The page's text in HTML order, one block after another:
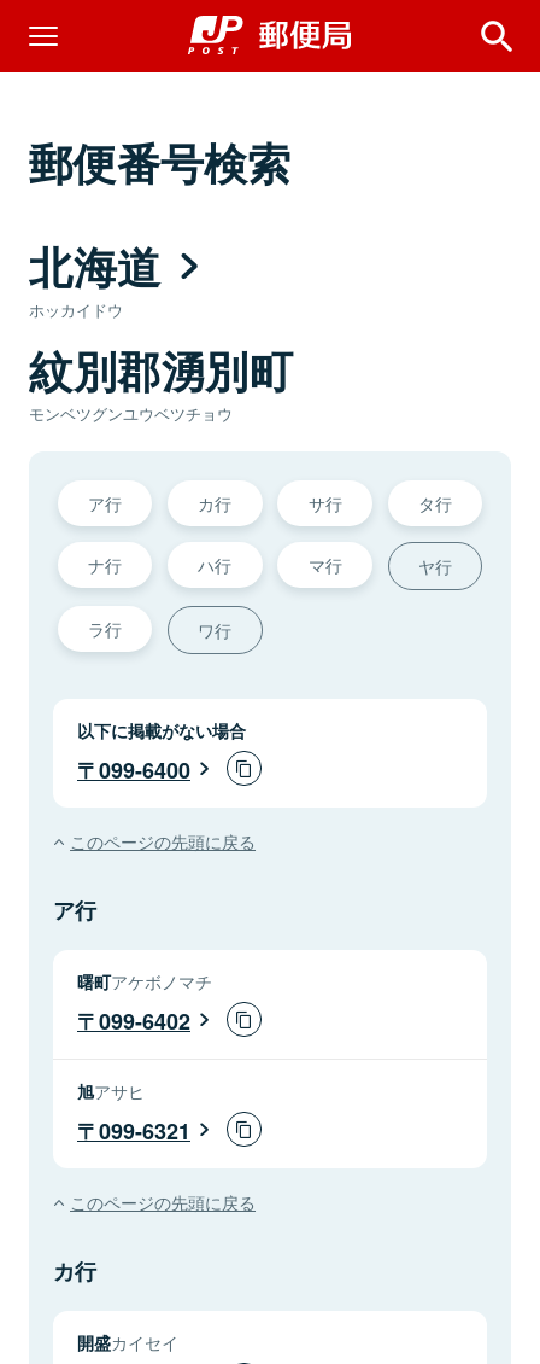
郵便番号検索
北海道
ホッカイドウ
紋別郡湧別町
モンベツグンユウベツチョウ
ア行 カ行 サ行 タ行
ナ行 ハ行 マ行 ヤ行
ラ行 ワ行
以下に掲載がない場合
099-6400
このページの先頭に戻る
ア行
曙町アケボノマチ
099-6402
旭アサヒ
099-6321
このページの先頭に戻る
カ行
開盛カイセイ